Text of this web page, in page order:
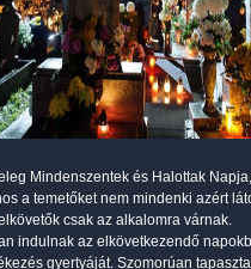
Mindenszentek és Halottak
a temetőket nem mindenki azért
csak az alkalomra várnak.
indulnak az elkövetkezendő
gyertyáját. Szomorúan